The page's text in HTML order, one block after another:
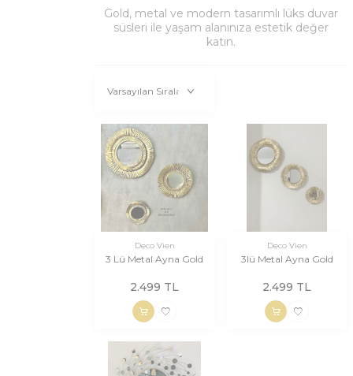
Gold, metal ve modern tasarımlı lüks duvar
süsleri ile yaşam alanınıza estetik değer
katın.
Deco Vien
3 Lü Metal Ayna Gold
2.499 TL
Deco Vien
3lü Metal Ayna Gold
2.499 TL